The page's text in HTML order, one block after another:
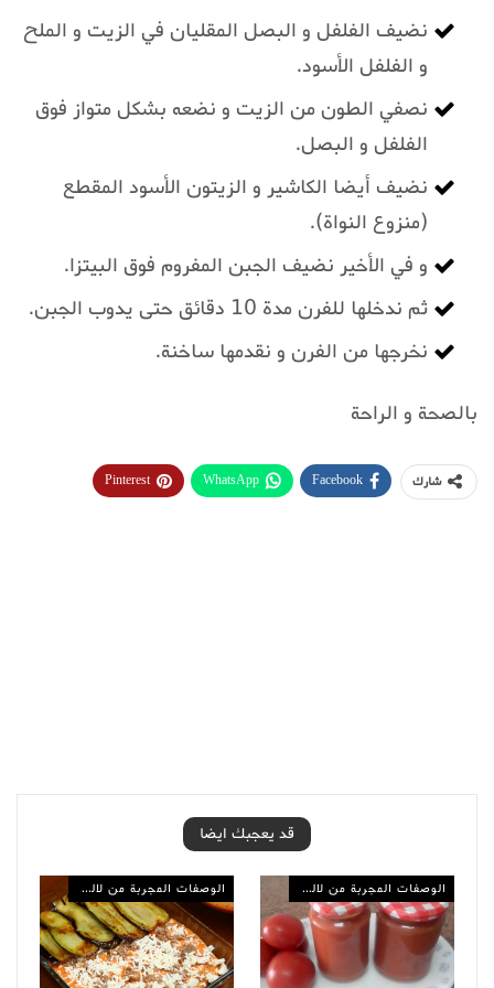
نضيف الفلفل و البصل المقليان في الزيت و الملح
و الفلفل الأسود.
نصفي الطون من الزيت و نضعه بشكل متواز فوق
الفلفل و البصل.
نضيف أيضا الكاشير و الزيتون الأسود المقطع
(منزوع النواة).
و في الأخير نضيف الجبن المفروم فوق البيتزا.
ثم ندخلها للفرن مدة 10 دقائق حتى يدوب الجبن.
نخرجها من الفرن و نقدمها ساخنة.
بالصحة و الراحة
شارك Facebook
WhatsApp
Pinterest
قد يعجبك ايضا
الوصفات المجربة من لالة مولاتي الوصفات المجربة من لالة مولاتي